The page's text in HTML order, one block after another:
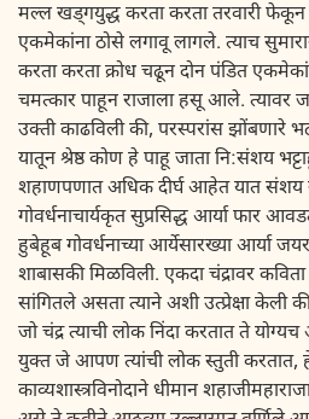
मल्ल खड्गयुद्ध करता करता तरवारी
एकमेकांना ठोसे लगावू लागले. त्याच
करता करता क्रोध चढून दोन पंडित
चमत्कार पाहून राजाला हसू आले. त्यावर
उक्ती काढविली की, परस्परांस झोंबणारे
यातून श्रेष्ठ कोण हे पाहू जाता नि:संशय
शहाणपणात अधिक दीर्घ आहेत यात संशय
गोवर्धनाचार्यकृत सुप्रसिद्ध आर्या फार
हुबेहूब गोवर्धनाच्या आर्येसारख्या आर्या
शाबासकी मिळविली. एकदा चंद्रावर
सांगितले असता त्याने अशी उत्प्रेक्षा केली
जो चंद्र त्याची लोक निंदा करतात ते
युक्त जे आपण त्यांची लोक स्तुती करतात, हे
काव्यशास्त्रविनोदाने धीमान